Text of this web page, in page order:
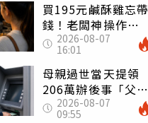
買195元鹹酥雞忘帶
錢！老闆神操作
「倒找5元」 全網
看哭：這就是台灣
2026-08-07
16:01
母親過世當天提領
206萬辦後事「父子
遭判刑」 律師：
2026-08-07
09:55